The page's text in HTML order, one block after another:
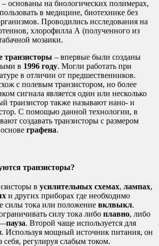
– основаны на биологических полимерах,
в медицине, биотехнике без
Проводились исследования на
хлорофилла А (полученного из
мозаики.
транзисторы – впервые были созданы
в 1996 году. Могли работать при
в отличии от предшественников.
с полевым транзистором, но более
сигнала является один или несколько
транзистор также называют нано- и
С помощью данной технологии, в
создавать транзисторы с размером
графена.
транзисторы?
в усилительных схемах, лампах,
и других приборах где необходимо
силы тока или положение вклвыкл.
силу тока либо плавно, либо
пауза. Второй чаще используется для
Используя мощный источник питания, он
себя, регулируя слабым током.